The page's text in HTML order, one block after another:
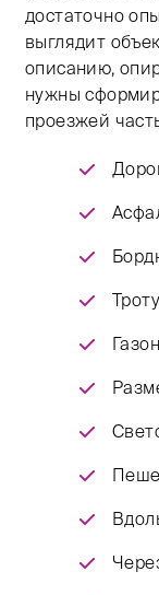
достаточно
выглядит
описанию,
нужны
проезжей